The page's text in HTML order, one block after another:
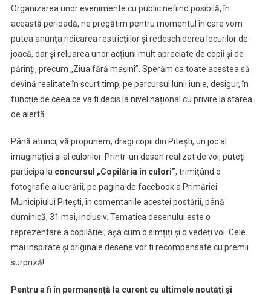
1
Iunie
2020
Organizarea unor evenimente cu public nefiind posibilă, în
această perioadă, ne pregătim pentru momentul în care vom
putea anunța ridicarea restricțiilor și redeschiderea locurilor de
joacă, dar și reluarea unor acțiuni mult apreciate de copii și de
părinți, precum „Ziua fără mașini”. Sperăm ca toate acestea să
devină realitate în scurt timp, pe parcursul lunii iunie, desigur, în
funcție de ceea ce va fi decis la nivel național cu privire la starea
de alertă.
Până atunci, vă propunem, dragi copii din Pitești, un joc al
imaginației și al culorilor. Printr-un desen realizat de voi, puteți
participa la concursul „Copilăria în culori”, trimițând o
fotografie a lucrării, pe pagina de facebook a Primăriei
Municipiului Pitești, în comentariile acestei postării, până
duminică, 31 mai, inclusiv. Tematica desenului este o
reprezentare a copilăriei, așa cum o simțiți și o vedeți voi. Cele
mai inspirate și originale desene vor fi recompensate cu premii
surpriză!
Pentru a fi în permanență la curent cu ultimele noutăți și